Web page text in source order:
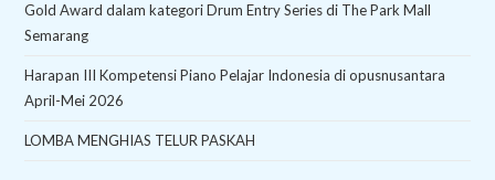
Gold Award dalam kategori Drum Entry Series di The Park Mall
Semarang
Harapan III Kompetensi Piano Pelajar Indonesia di opusnusantara
April-Mei 2026
LOMBA MENGHIAS TELUR PASKAH